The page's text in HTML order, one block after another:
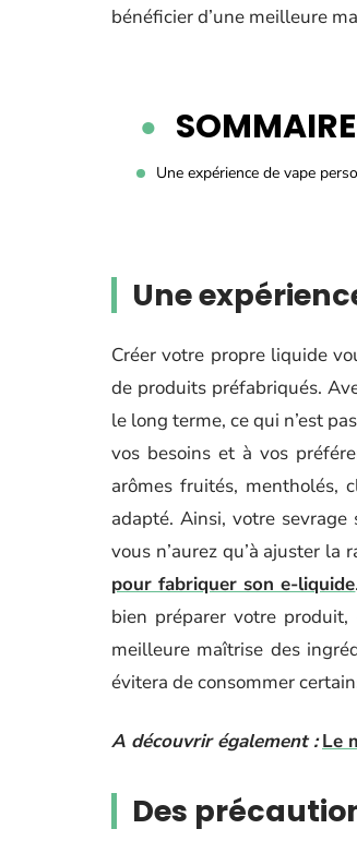
bénéficier d’une meilleure
SOMMAIRE
Une expérience de vape
Une
Créer votre propre liquide
de produits préfabriqués.
le long terme, ce qui n’est
vos besoins et à vos
arômes fruités, mentholés,
adapté. Ainsi, votre
vous n’aurez qu’à ajuster
pour fabriquer son e-liquide
bien préparer votre
meilleure maîtrise des
évitera de consommer
A découvrir également : Le
Des